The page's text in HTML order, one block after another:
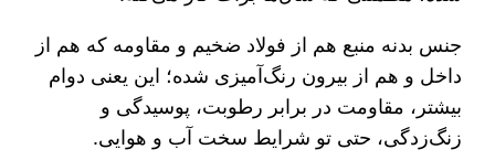
جنس بدنه منبع هم از فولاد ضخیم و مقاومه که هم از
داخل و هم از بیرون رنگ‌آمیزی شده؛ این یعنی دوام
بیشتر، مقاومت در برابر رطوبت، پوسیدگی و
زنگ‌زدگی، حتی تو شرایط سخت آب و هوایی.